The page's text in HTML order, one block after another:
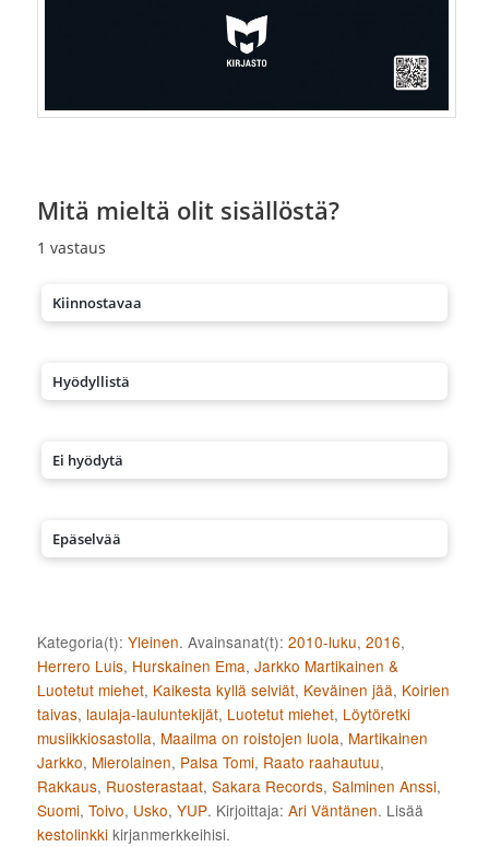
Mitä mieltä olit sisällöstä?
1 vastaus
Kiinnostavaa
Hyödyllistä
Ei hyödytä
Epäselvää
Kategoria(t):Yleinen. Avainsanat(t):2010-luku,2016,
Herrero Luis, Hurskainen Ema,Jarkko Martikainen &
Luotetut miehet, Kaikesta kyllä selviät, Keväinen jää, Koirien
taivas, laulaja-lauluntekijät, Luotetut miehet, Löytöretki
musiikkiosastolla, Maailma on roistojen luola, Martikainen
Jarkko, Mierolainen, Palsa Tomi, Raato raahautuu,
Rakkaus, Ruosterastaat,Sakara Records,Salminen Anssi,
Suomi,Toivo, Usko,YUP. Kirjoittaja:Ari Väntänen. Lisää
kestolinkki kirjanmerkkeihisi.